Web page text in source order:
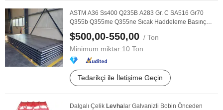
ASTM A36 Ss400 Q235B A283 Gr. C SA516 Gr70
Q355b Q355me Q355ne Sıcak Haddeleme Basınç
Alaşımlı Çelik ...
$500,00-550,00 / Ton
Minimum miktar:10 Ton
Tedarikçi ile İletişime Geçin
Dalgalı Çelik Levha lar Galvanizli Bobin Önceden